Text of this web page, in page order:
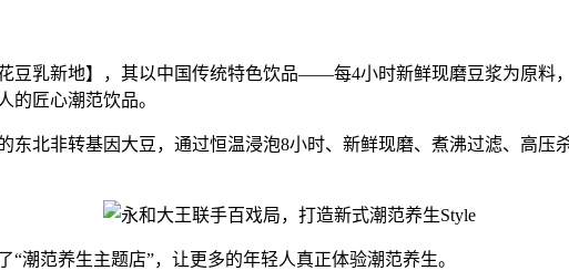
乳新地】，其以中国传统特色饮品——每4小时新鲜现磨豆浆为原料
的匠心潮范饮品。
非转基因大豆，通过恒温浸泡8小时、新鲜现磨、煮沸过滤、高压
范养生主题店”，让更多的年轻人真正体验潮范养生。